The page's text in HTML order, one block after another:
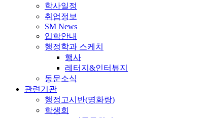
학사일정
취업정보
SM News
입학안내
행정학과 스케치
행사
레터지&인터뷰지
동문소식
관련기관
행정고시반(명화랑)
학생회